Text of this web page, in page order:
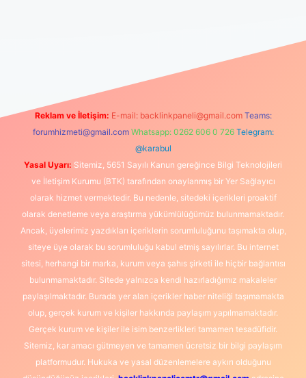
Reklam ve İletişim: E-mail: backlinkpaneli@gmail.com Teams:
forumhizmeti@gmail.com Whatsapp: 0262 606 0 726 Telegram:
@karabul
Yasal Uyarı: Sitemiz, 5651 Sayılı Kanun gereğince Bilgi Teknolojileri
ve İletişim Kurumu (BTK) tarafından onaylanmış bir Yer Sağlayıcı
olarak hizmet vermektedir. Bu nedenle, sitedeki içerikleri proaktif
olarak denetleme veya araştırma yükümlülüğümüz bulunmamaktadır.
Ancak, üyelerimiz yazdıkları içeriklerin sorumluluğunu taşımakta olup,
siteye üye olarak bu sorumluluğu kabul etmiş sayılırlar. Bu internet
sitesi, herhangi bir marka, kurum veya şahıs şirketi ile hiçbir bağlantısı
bulunmamaktadır. Sitede yalnızca kendi hazırladığımız makaleler
paylaşılmaktadır. Burada yer alan içerikler haber niteliği taşımamakta
olup, gerçek kurum ve kişiler hakkında paylaşım yapılmamaktadır.
Gerçek kurum ve kişiler ile isim benzerlikleri tamamen tesadüfidir.
Sitemiz, kar amacı gütmeyen ve tamamen ücretsiz bir bilgi paylaşım
platformudur. Hukuka ve yasal düzenlemelere aykırı olduğunu